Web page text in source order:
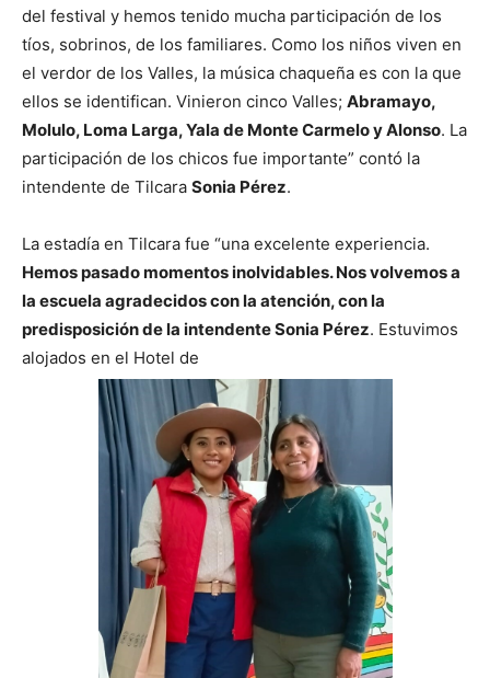
del festival y hemos tenido mucha participación de los
tíos, sobrinos, de los familiares. Como los niños viven en
el verdor de los Valles, la música chaqueña es con la que
ellos se identifican. Vinieron cinco Valles; Abramayo,
Molulo, Loma Larga, Yala de Monte Carmelo y Alonso. La
participación de los chicos fue importante” contó la
intendente de Tilcara Sonia Pérez.
La estadía en Tilcara fue “una excelente experiencia.
Hemos pasado momentos inolvidables. Nos volvemos a
la escuela agradecidos con la atención, con la
predisposición de la intendente Sonia Pérez. Estuvimos
alojados en el Hotel de